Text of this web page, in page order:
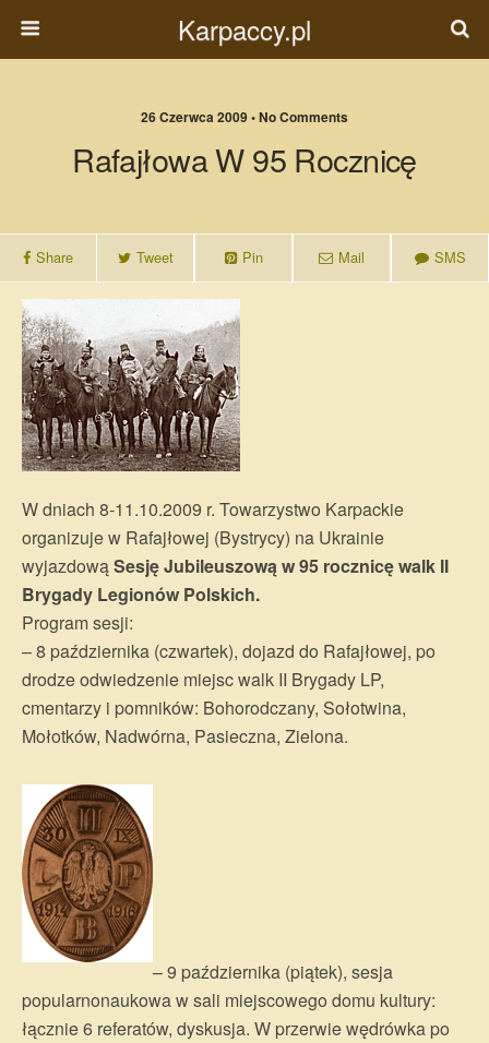
Karpaccy.pl
26 Czerwca 2009 • No Comments
Rafajłowa W 95 Rocznicę
Share Tweet Pin Mail SMS
W dniach 8-11.10.2009 r. Towarzystwo Karpackie
organizuje w Rafajłowej (Bystrycy) na Ukrainie
wyjazdowąSesję Jubileuszową w 95 rocznicę walk II
Brygady Legionów Polskich.
Program sesji:
– 8 października (czwartek), dojazd do Rafajłowej, po
drodze odwiedzenie miejsc walk II Brygady LP,
cmentarzy i pomników: Bohorodczany, Sołotwina,
Mołotków, Nadwórna, Pasieczna, Zielona.
– 9 października (piątek), sesja
popularnonaukowa w sali miejscowego domu kultury:
łącznie 6 referatów, dyskusja. W przerwie wędrówka po